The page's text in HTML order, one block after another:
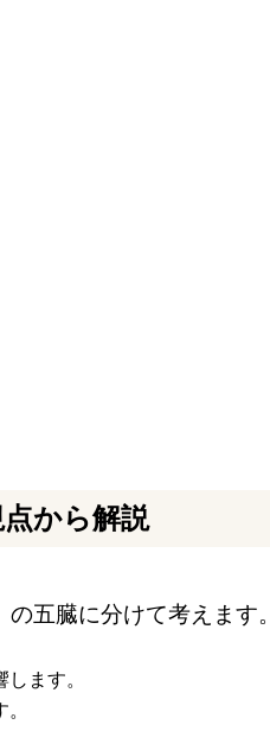
から解説
の五臓に分けて考えます。
ます。